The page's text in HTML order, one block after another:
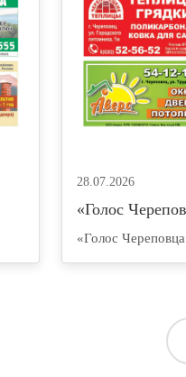
28.07.2026
«Голос
«Голос